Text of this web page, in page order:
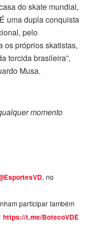
do skate mundial,
uma dupla conquista
pelo
os próprios skatistas,
torcida brasileira”,
Musa.
momento
, no
participar também
https://t.me/BotecoVDE